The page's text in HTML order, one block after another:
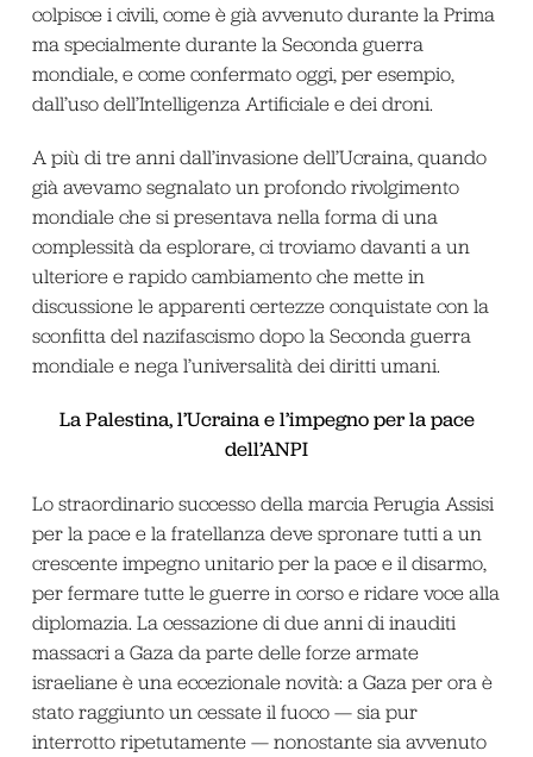
colpisce i civili, come è già avvenuto durante la Prima
ma specialmente durante la Seconda guerra
mondiale, e come confermato oggi, per esempio,
dall’uso dell’Intelligenza Artificiale e dei droni.
A più di tre anni dall’invasione dell’Ucraina, quando
già avevamo segnalato un profondo rivolgimento
mondiale che si presentava nella forma di una
complessità da esplorare, ci troviamo davanti a un
ulteriore e rapido cambiamento che mette in
discussione le apparenti certezze conquistate con la
sconfitta del nazifascismo dopo la Seconda guerra
mondiale e nega l’universalità dei diritti umani.
La Palestina, l’Ucraina e l’impegno per la pace
dell’ANPI
Lo straordinario successo della marcia Perugia Assisi
per la pace e la fratellanza deve spronare tutti a un
crescente impegno unitario per la pace e il disarmo,
per fermare tutte le guerre in corso e ridare voce alla
diplomazia. La cessazione di due anni di inauditi
massacri a Gaza da parte delle forze armate
israeliane è una eccezionale novità: a Gaza per ora è
stato raggiunto un cessate il fuoco — sia pur
interrotto ripetutamente — nonostante sia avvenuto